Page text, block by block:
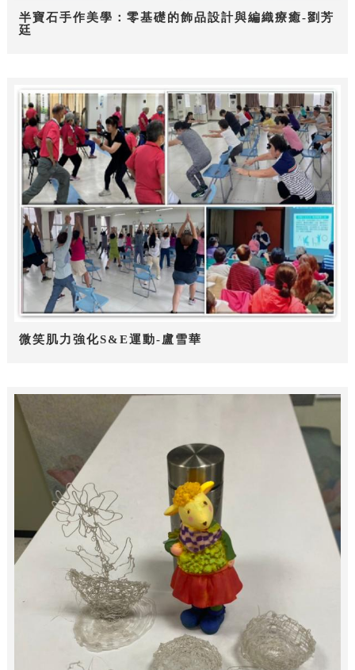
半寶石手作美學：零基礎的飾品設計與編織療癒-劉芳
廷
微笑肌力強化S&E運動-盧雪華